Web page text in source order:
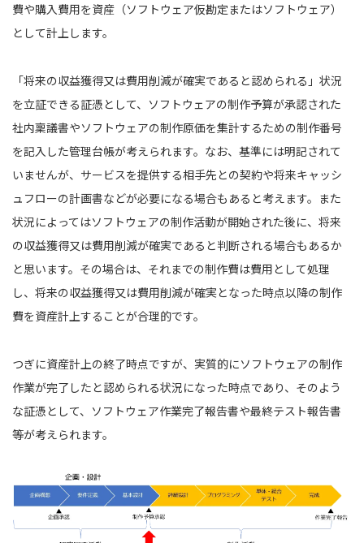
費や購入費用を資産（ソフトウェア仮勘定またはソフトウェア）
として計上します。
「将来の収益獲得又は費用削減が確実であると認められる」状況
を立証できる証憑として、ソフトウェアの制作予算が承認された
社内稟議書やソフトウェアの制作原価を集計するための制作番号
を記入した管理台帳が考えられます。なお、基準には明記されて
いませんが、サービスを提供する相手先との契約や将来キャッシ
ュフローの計画書などが必要になる場合もあると考えます。また
状況によってはソフトウェアの制作活動が開始された後に、将来
の収益獲得又は費用削減が確実であると判断される場合もあるか
と思います。その場合は、それまでの制作費は費用として処理
し、将来の収益獲得又は費用削減が確実となった時点以降の制作
費を資産計上することが合理的です。
つぎに資産計上の終了時点ですが、実質的にソフトウェアの制作
作業が完了したと認められる状況になった時点であり、そのよう
な証憑として、ソフトウェア作業完了報告書や最終テスト報告書
等が考えられます。